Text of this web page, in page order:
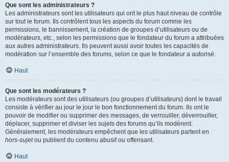
Que sont les administrateurs ?
Les administrateurs sont les utilisateurs qui ont le plus haut niveau de contrôle
sur tout le forum. Ils contrôlent tous les aspects du forum comme les
permissions, le bannissement, la création de groupes d’utilisateurs ou de
modérateurs, etc., selon les permissions que le fondateur du forum a attribuées
aux autres administrateurs. Ils peuvent aussi avoir toutes les capacités de
modération sur l’ensemble des forums, selon ce que le fondateur a autorisé.
Haut
Que sont les modérateurs ?
Les modérateurs sont des utilisateurs (ou groupes d’utilisateurs) dont le travail
consiste à vérifier au jour le jour le bon fonctionnement du forum. Ils ont le
pouvoir de modifier ou supprimer des messages, de verrouiller, déverrouiller,
déplacer, supprimer et diviser les sujets des forums qu’ils modèrent.
Généralement, les modérateurs empêchent que les utilisateurs partent en
hors-sujetou publient du contenu abusif ou offensant.
Haut